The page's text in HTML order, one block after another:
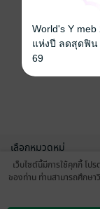
เลือกหมวดหมู่
บริการช่วยเหลือ
เว็บไซต์นี้มีการใช้คุกกี้ โป
ของท่าน ท่านสามารถศึกษ
World's Y
แห่งปี ลดสุดฟิน
69